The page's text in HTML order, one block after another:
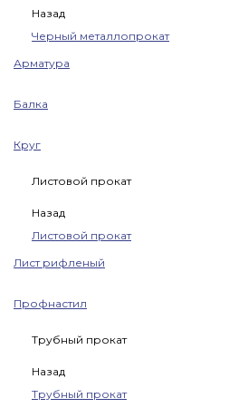
Назад
Черный металлопрокат
Арматура
Балка
Круг
Листовой прокат
Назад
Листовой прокат
Лист рифленый
Профнастил
Трубный прокат
Назад
Трубный прокат